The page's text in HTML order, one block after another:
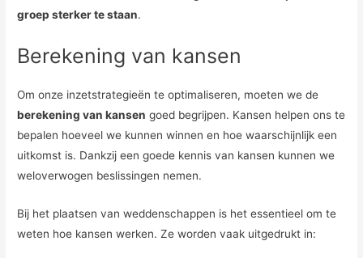
groep sterker te staan.
Berekening van kansen
Om onze inzetstrategieën te optimaliseren, moeten we de
berekening van kansen goed begrijpen. Kansen helpen ons te
bepalen hoeveel we kunnen winnen en hoe waarschijnlijk een
uitkomst is. Dankzij een goede kennis van kansen kunnen we
weloverwogen beslissingen nemen.
Bij het plaatsen van weddenschappen is het essentieel om te
weten hoe kansen werken. Ze worden vaak uitgedrukt in: